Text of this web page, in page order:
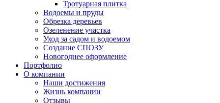
Тротуарная плитка
Водоемы и пруды
Обрезка деревьев
Озеленение участка
Уход за садом и водоемом
Создание СПОЗУ
Новогоднее оформление
Портфолио
О компании
Наши достижения
Жизнь компании
Отзывы